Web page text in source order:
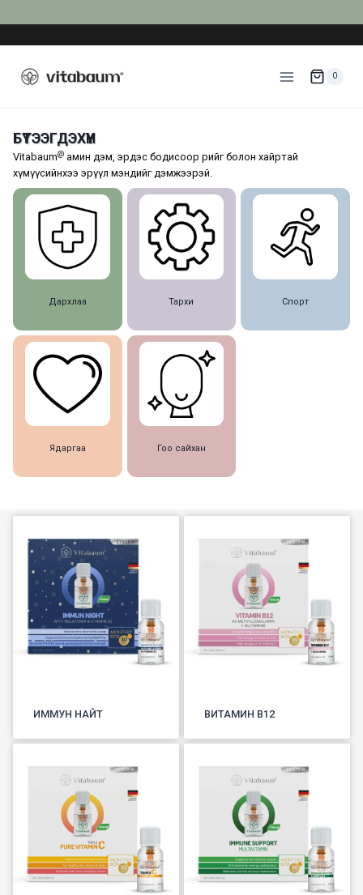
0
БҮТЭЭГДЭХҮҮН
Vitabaum@ амин дэм, эрдэс бодисоор өөрийгөө болон хайртай
хүмүүсийнхээ эрүүл мэндийг дэмжээрэй.
Дархлаа Тархи Спорт
Ядаргаа Гоо сайхан
ИММУН НАЙТ BИТАМИН В12